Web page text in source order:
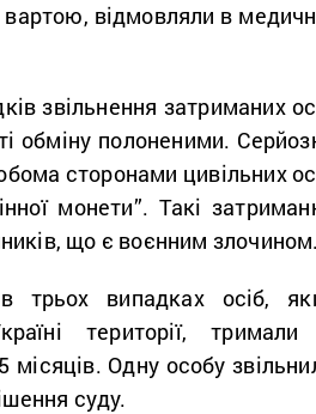
відмовляли в
звільнення затриманих
обміну полоненими.
сторонами цивільних
монети”. Такі
що є воєнним злочином.
трьох випадках осіб,
території,
місяців. Одну особу
суду.